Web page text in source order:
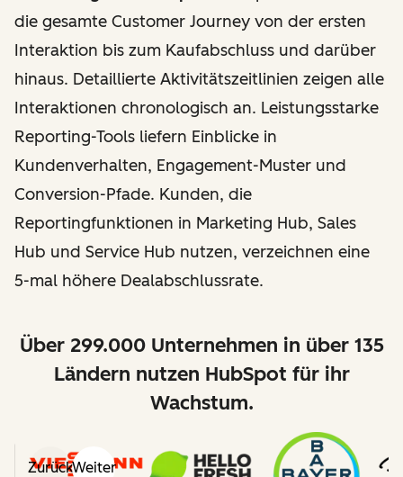
die gesamte Customer Journey von der ersten
Interaktion bis zum Kaufabschluss und darüber
hinaus. Detaillierte Aktivitätszeitlinien zeigen alle
Interaktionen chronologisch an. Leistungsstarke
Reporting-Tools liefern Einblicke in
Kundenverhalten, Engagement-Muster und
Conversion-Pfade. Kunden, die
Reportingfunktionen in Marketing Hub, Sales
Hub und Service Hub nutzen, verzeichnen eine
5-mal höhere Dealabschlussrate.
Über 299.000 Unternehmen in über 135
Ländern nutzen HubSpot für ihr
Wachstum.
ZurückWeiter